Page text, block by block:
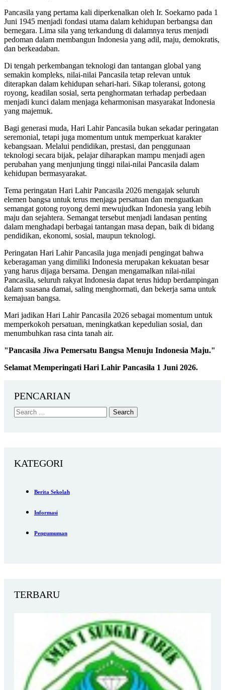
Pancasila yang pertama kali diperkenalkan oleh Ir. Soekarno pada 1
Juni 1945 menjadi fondasi utama dalam kehidupan berbangsa dan
bernegara. Lima sila yang terkandung di dalamnya terus menjadi
pedoman dalam membangun Indonesia yang adil, maju, demokratis,
dan berkeadaban.
Di tengah perkembangan teknologi dan tantangan global yang
semakin kompleks, nilai-nilai Pancasila tetap relevan untuk
diterapkan dalam kehidupan sehari-hari. Sikap toleransi, gotong
royong, keadilan sosial, serta penghormatan terhadap perbedaan
menjadi kunci dalam menjaga keharmonisan masyarakat Indonesia
yang majemuk.
Bagi generasi muda, Hari Lahir Pancasila bukan sekadar peringatan
seremonial, tetapi juga momentum untuk memperkuat karakter
kebangsaan. Melalui pendidikan, prestasi, dan penggunaan
teknologi secara bijak, pelajar diharapkan mampu menjadi agen
perubahan yang menjunjung tinggi nilai-nilai Pancasila dalam
kehidupan bermasyarakat.
Tema peringatan Hari Lahir Pancasila 2026 mengajak seluruh
elemen bangsa untuk terus menjaga persatuan dan menguatkan
semangat gotong royong demi mewujudkan Indonesia yang lebih
maju dan sejahtera. Semangat tersebut menjadi landasan penting
dalam menghadapi berbagai tantangan masa depan, baik di bidang
pendidikan, ekonomi, sosial, maupun teknologi.
Peringatan Hari Lahir Pancasila juga menjadi pengingat bahwa
keberagaman yang dimiliki Indonesia merupakan kekuatan besar
yang harus dijaga bersama. Dengan mengamalkan nilai-nilai
Pancasila, seluruh rakyat Indonesia dapat terus hidup berdampingan
dalam suasana damai, saling menghormati, dan bekerja sama untuk
kemajuan bangsa.
Mari jadikan Hari Lahir Pancasila 2026 sebagai momentum untuk
memperkokoh persatuan, meningkatkan kepedulian sosial, dan
menumbuhkan rasa cinta tanah air.
"Pancasila Jiwa Pemersatu Bangsa Menuju Indonesia Maju."
Selamat Memperingati Hari Lahir Pancasila 1 Juni 2026.
PENCARIAN
KATEGORI
Berita Sekolah
Informasi
Pengumuman
TERBARU